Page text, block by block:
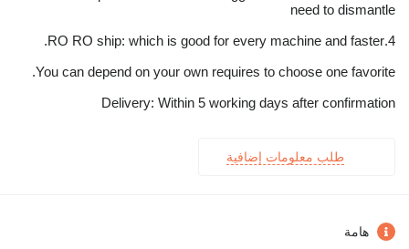
need to dismantle
4.RO RO ship: which is good for every machine and faster.
You can depend on your own requires to choose one favorite.
Delivery: Within 5 working days after confirmation
طلب معلومات إضافية
هامة